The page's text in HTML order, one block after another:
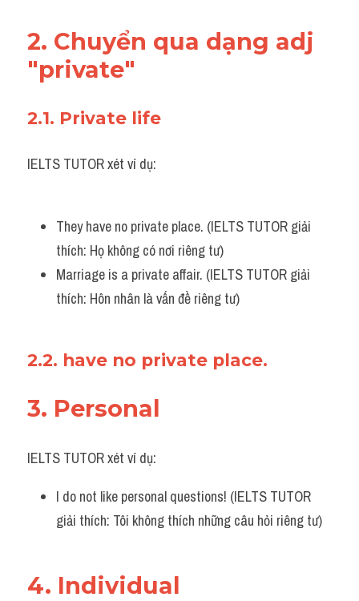
2. Chuyển qua dạng adj
"private"
2.1. Private life
IELTS TUTOR xét ví dụ:
They have no private place. (IELTS TUTOR giải
thích: Họ không có nơi riêng tư)
Marriage is a private affair. (IELTS TUTOR giải
thích: Hôn nhân là vấn đề riêng tư)
2.2. have no private place.
3. Personal
IELTS TUTOR xét ví dụ:
I do not like personal questions! (IELTS TUTOR
giải thích: Tôi không thích những câu hỏi riêng tư)
4. Individual